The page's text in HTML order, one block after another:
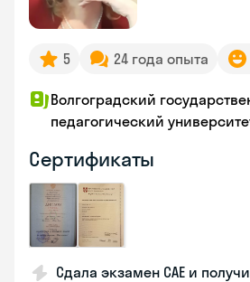
5 24 года опыта
Волгоградский
педагогический
Сертификаты
Сдала экзамен CAE и